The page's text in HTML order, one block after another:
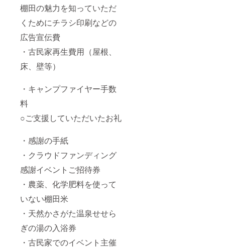
棚田の魅力を知っていただ
くためにチラシ印刷などの
広告宣伝費
・古民家再生費用（屋根、
床、壁等）
・キャンプファイヤー手数
料
○ご支援していただいたお礼
・感謝の手紙
・クラウドファンディング
感謝イベントご招待券
・農薬、化学肥料を使って
いない棚田米
・天然かさがた温泉せせら
ぎの湯の入浴券
・古民家でのイベント主催